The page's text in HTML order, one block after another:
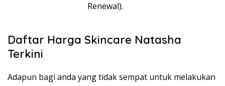
Renewal).
Daftar Harga Skincare Natasha
Terkini
Adapun bagi anda yang tidak sempat untuk melakukan